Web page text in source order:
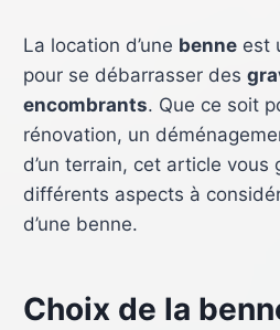
La location d’une benneest
pour se débarrasser des
encombrants. Que ce soit
rénovation, un
d’un terrain, cet article vous
différents aspects à
d’une benne.
Choix de la